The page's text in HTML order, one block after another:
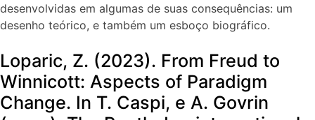
desenvolvidas em algumas de suas consequências: um
desenho teórico, e também um esboço biográfico.
Loparic, Z. (2023). From Freud to
Winnicott: Aspects of Paradigm
Change. In T. Caspi, e A. Govrin